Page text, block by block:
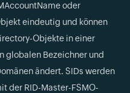
oder
eindeutig und können
Objekte in einer
globalen Bezeichner und
ändert. SIDs werden
der RID-Master-FSMO-